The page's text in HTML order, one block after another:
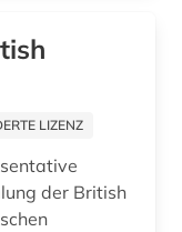
LIZENZ
der British